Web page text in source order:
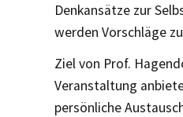
Denkansätze zur
werden Vorschläge
Ziel von Prof.
Veranstaltung
persönliche